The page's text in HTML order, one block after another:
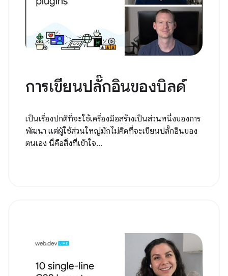
การเขียนปลั๊กอินของบิลด์
เป็นเรื่องปกติที่จะใช้เครื่องมือสร้างเป็นส่วนหนึ่งของการ
พัฒนา แต่ผู้ใช้ส่วนใหญ่มักไม่คิดที่จะเขียนปลั๊กอินของ
ตนเอง นี่คือสิ่งที่เข้าใจ...